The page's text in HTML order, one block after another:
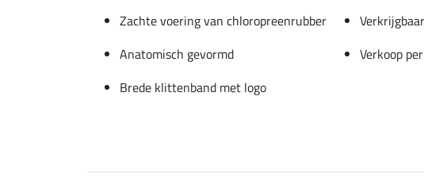
Zachte voering van chloropreenrubber
Anatomisch gevormd
Verkoop
Brede klittenband met logo